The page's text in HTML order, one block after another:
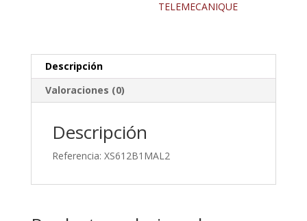
Alcance
20
Ac/Dc,
cantidad
TELEMECANIQUE
Descripción
Valoraciones (0)
Descripción
Referencia: XS612B1MAL2